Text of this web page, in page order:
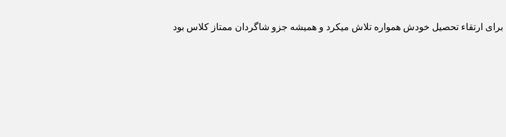
برای ارتقاء تحصیل خودش همواره تلاش میکرد و همیشه جزو شاگردان ممتاز کلاس بود